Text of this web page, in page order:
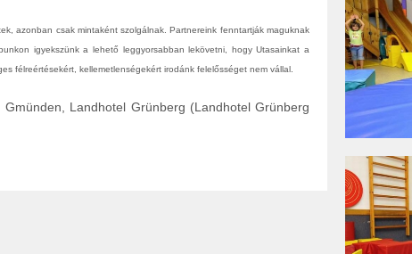
azonban csak mintaként szolgálnak. Partnereink fenntartják maguknak
igyekszünk a lehető leggyorsabban lekövetni, hogy Utasainkat a
félreértésekért, kellemetlenségekért irodánk felelősséget nem vállal.
Landhotel Grünberg (Landhotel Grünberg